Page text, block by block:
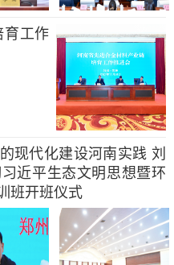
育工作
现代化建设河南实践 刘
近平生态文明思想暨环
班开班仪式